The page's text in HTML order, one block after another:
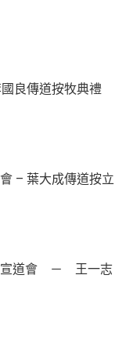
良傳道按牧典禮
– 葉大成傳道按立
宣道會 － 王一志